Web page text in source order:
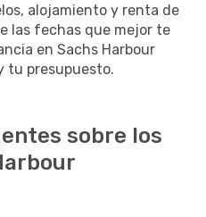
alojamiento y renta de
las fechas que mejor te
en Sachs Harbour
tu presupuesto.
sobre los